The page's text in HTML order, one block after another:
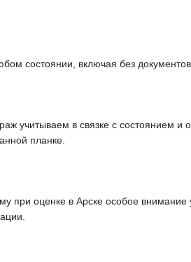
состоянии, включая без
учитываем в связке с состоянием и
планке.
при оценке в Арске особое внимание